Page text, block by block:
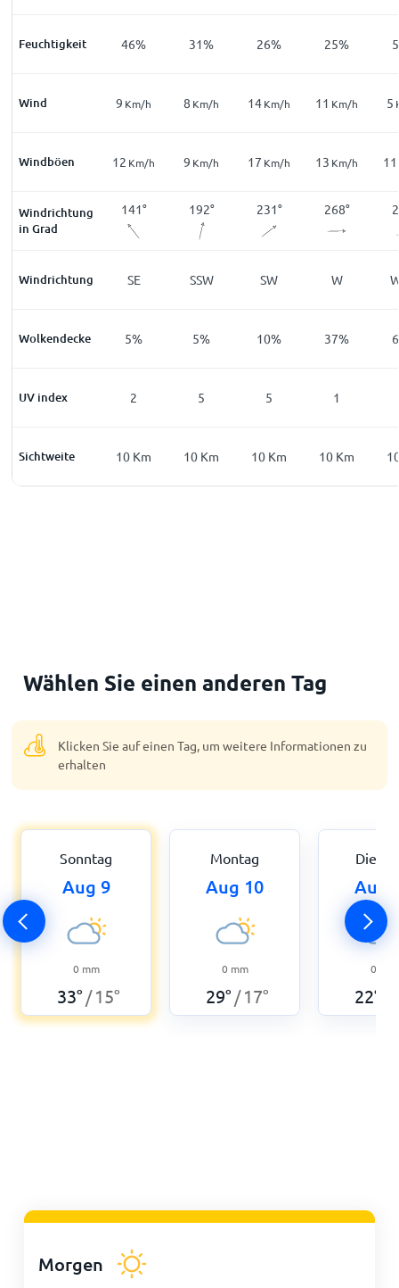
Feuchtigkeit
62% 46% 31% 26% 25%
Wind
h 13 9 Km/h 8 Km/h 14Km/h 11 Km/h 5
Windböen
h 28Km/h 12 Km/h 9 Km/h 17 Km/h 13 Km/h 11
Windrichtung
in Grad
126° 141° 192° 231° 268°
Windrichtung
SE SE SSW SW W
Wolkendecke
6% 5% 5% 10% 37%
UV index
0 2 5 5 1
Sichtweite
10Km 10 Km 10 Km 10 Km 10 Km
Wählen Sie einen anderen Tag
Klicken Sie auf einen Tag, um weitere Informationen zu
erhalten
Sonntag
Aug 9
0 mm
33° / 15°
Montag
Aug 10
0 mm
29° / 17°
Aug
0
22°
Morgen